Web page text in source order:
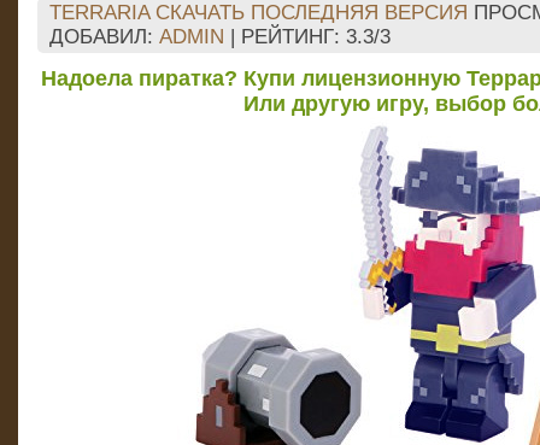
TERRARIA СКАЧАТЬ ПОСЛЕДНЯЯ ВЕРСИЯ
ДОБАВИЛ: ADMIN | РЕЙТИНГ: 3.3/3
Надоела пиратка? Купи лицензионную
Или другую игру, выбор